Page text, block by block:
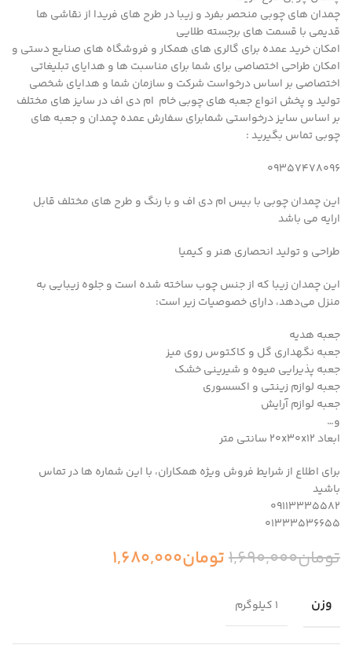
چمدان های چوبی منحصر بفرد و زیبا در طرح های فریدا از نقاشی ها
قدیمی با قسمت های برجسته طلایی
امکان خرید عمده برای گالری های همکار و فروشگاه های صنایع دستی و
امکان طراحی اختصاصی برای شما برای مناسبت ها و هدایای تبلیغاتی
اختصاصی بر اساس درخواست شرکت و سازمان شما و هدایای شخصی
تولید و پخش انواع جعبه های چوبی خام ام دی اف در سایز های مختلف
بر اساس سایز درخواستی شمابرای سفارش عمده چمدان و جعبه های
چوبی تماس بگیرید :
09357478096
این چمدان چوبی با بیس ام دی اف و با رنگ و طرح های مختلف قابل
ارایه می باشد
طراحی و تولید انحصاری هنر و کیمیا
این چمدان زیبا که از جنس چوب ساخته شده است و جلوه زیبایی به
منزل می‌دهد، دارای خصوصیات زیر است:
جعبه هدیه
جعبه نگهداری گل و کاکتوس روی میز
جعبه پذیرایی میوه و شیرینی خشک
جعبه لوازم زینتی و اکسسوری
جعبه لوازم آرایش
و…
ابعاد 20x30x12 سانتی متر
برای اطلاع از شرایط فروش ویژه همکاران، با این شماره ها در تماس
باشید
09113335582
01333536655
تومان1,690,000تومان1,680,000
وزن 1 کیلوگرم